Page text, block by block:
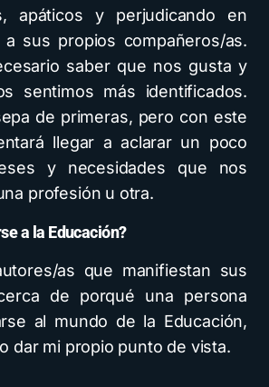
apáticos y perjudicando en
sus propios compañeros/as.
saber que nos gusta y
sentimos más identificados.
de primeras, pero con este
llegar a aclarar un poco
y necesidades que nos
profesión u otra.
a la Educación?
as que manifiestan sus
de porqué una persona
al mundo de la Educación,
dar mi propio punto de vista.